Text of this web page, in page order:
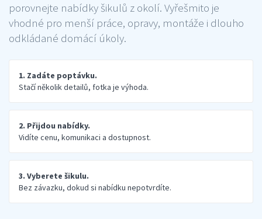
porovnejte nabídky šikulů z okolí. Vyřešmito je
vhodné pro menší práce, opravy, montáže i dlouho
odkládané domácí úkoly.
1. Zadáte poptávku.
Stačí několik detailů, fotka je výhoda.
2. Přijdou nabídky.
Vidíte cenu, komunikaci a dostupnost.
3. Vyberete šikulu.
Bez závazku, dokud si nabídku nepotvrdíte.